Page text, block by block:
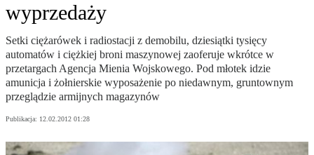
wyprzedaży
Setki ciężarówek i radiostacji z demobilu, dziesiątki tysięcy
automatów i ciężkiej broni maszynowej zaoferuje wkrótce w
przetargach Agencja Mienia Wojskowego. Pod młotek idzie
amunicja i żołnierskie wyposażenie po niedawnym, gruntownym
przeglądzie armijnych magazynów
Publikacja: 12.02.2012 01:28